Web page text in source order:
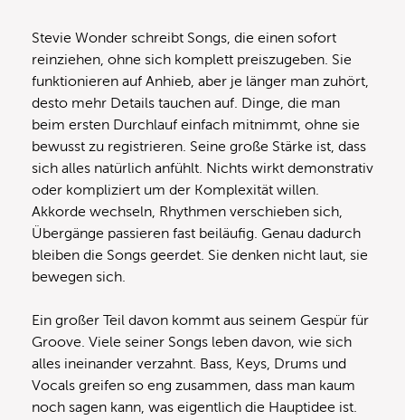
Stevie Wonder schreibt Songs, die einen sofort
reinziehen, ohne sich komplett preiszugeben. Sie
funktionieren auf Anhieb, aber je länger man zuhört,
desto mehr Details tauchen auf. Dinge, die man
beim ersten Durchlauf einfach mitnimmt, ohne sie
bewusst zu registrieren. Seine große Stärke ist, dass
sich alles natürlich anfühlt. Nichts wirkt demonstrativ
oder kompliziert um der Komplexität willen.
Akkorde wechseln, Rhythmen verschieben sich,
Übergänge passieren fast beiläufig. Genau dadurch
bleiben die Songs geerdet. Sie denken nicht laut, sie
bewegen sich.
Ein großer Teil davon kommt aus seinem Gespür für
Groove. Viele seiner Songs leben davon, wie sich
alles ineinander verzahnt. Bass, Keys, Drums und
Vocals greifen so eng zusammen, dass man kaum
noch sagen kann, was eigentlich die Hauptidee ist.